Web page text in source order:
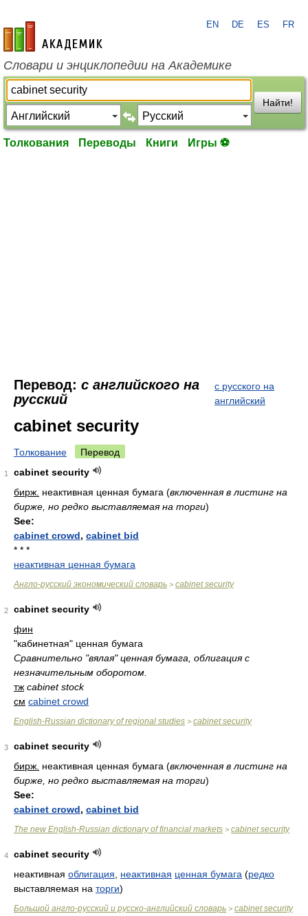
academic.ru
EN DE ES FR
Словари и энциклопедии на Академике
Найти!
Толкования Переводы Книги Игры ⚽
Перевод: с английского на
русский
с русского на
английский
cabinet security
Толкование Перевод
1
cabinet security
бирж. неактивная ценная бумага (включенная в листинг на
бирже, но редко выставляемая на торги)
See:
cabinet crowd, cabinet bid
* * *
неактивная ценная бумага
Англо-русский экономический словарь > cabinet security
2
cabinet security
фин
"кабинетная" ценная бумага
Сравнительно "вялая" ценная бумага, облигация с
незначительным оборотом.
тж cabinet stock
см cabinet crowd
English-Russian dictionary of regional studies > cabinet security
3
cabinet security
бирж. неактивная ценная бумага (включенная в листинг на
бирже, но редко выставляемая на торги)
See:
cabinet crowd, cabinet bid
The new English-Russian dictionary of financial markets > cabinet security
4
cabinet security
неактивная облигация неактивная ценная бумага (редко
выставляемая на торги)
Большой англо-русский и русско-английский словарь > cabinet security